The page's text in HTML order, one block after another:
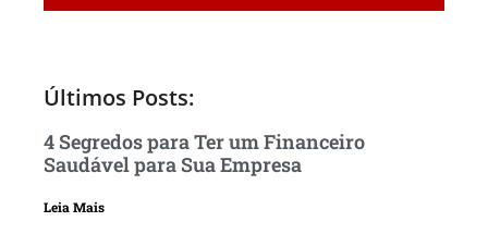
Últimos Posts:
4 Segredos para Ter um Financeiro
Saudável para Sua Empresa
Leia Mais